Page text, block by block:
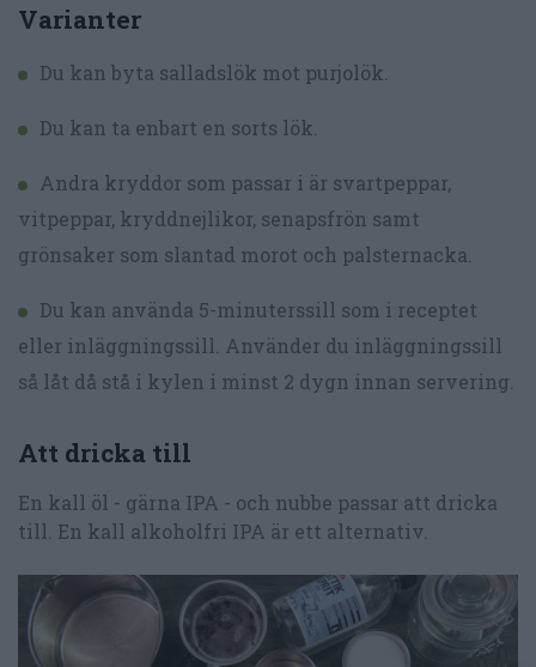
Varianter
Du kan byta salladslök mot purjolök.
Du kan ta enbart en sorts lök.
Andra kryddor som passar i är svartpeppar,
vitpeppar, kryddnejlikor, senapsfrön samt
grönsaker som slantad morot och palsternacka.
Du kan använda 5-minuterssill som i receptet
eller inläggningssill. Använder du inläggningssill
så låt då stå i kylen i minst 2 dygn innan servering.
Att dricka till
En kall öl - gärna IPA - och nubbe passar att dricka
till. En kall alkoholfri IPA är ett alternativ.